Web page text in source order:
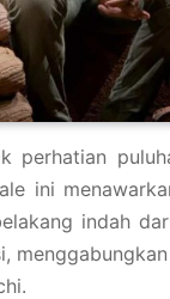
perhatian
ini
indah